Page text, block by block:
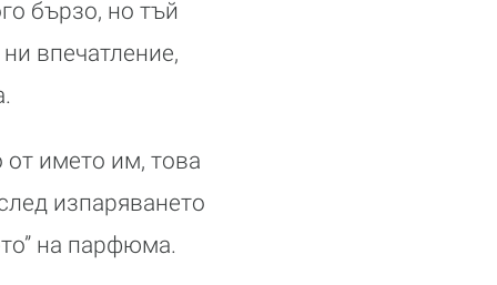
бързо, но тъй
впечатление,
името им, това
изпаряването
на парфюма.